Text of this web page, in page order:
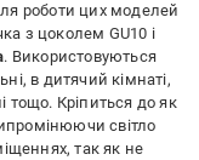
роботи цих моделей
з цоколем GU10 і
. Використовуються
в дитячий кімнаті,
тощо. Кріпиться до як
світло
так як не